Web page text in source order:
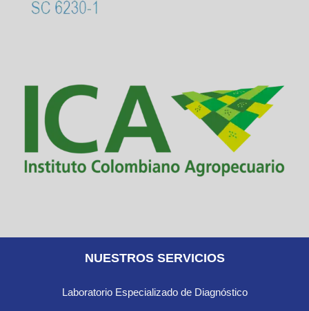
NUESTROS SERVICIOS
Laboratorio Especializado de Diagnóstico